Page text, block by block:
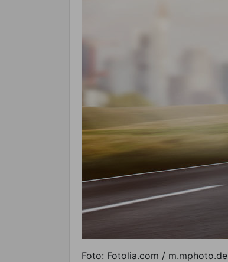
Foto: Fotolia.com / m.mphoto.de